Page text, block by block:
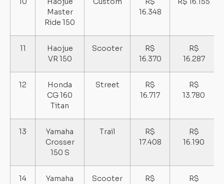
Master
Ride 150
16.348
11
Haojue
VR 150
Scooter
R$
16.370
R$
16.287
12
Honda
CG 160
Titan
Street
R$
16.717
R$
13.780
13
Yamaha
Crosser
150 S
Trail
R$
17.408
R$
16.190
14
Yamaha
Scooter
R$
R$